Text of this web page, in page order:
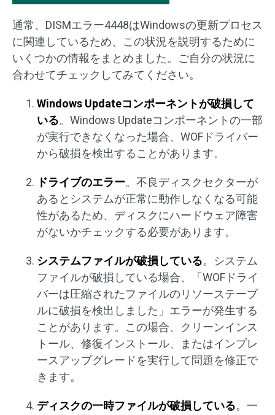
通常、DISMエラー4448はWindowsの更新プロセス
に関連しているため、この状況を説明するために
いくつかの情報をまとめました。ご自分の状況に
合わせてチェックしてみてください。
Windows Updateコンポーネントが破損して
いる。Windows Updateコンポーネントの一部
が実行できなくなった場合、WOFドライバー
から破損を検出することがあります。
ドライブのエラー。不良ディスクセクターが
あるとシステムが正常に動作しなくなる可能
性があるため、ディスクにハードウェア障害
がないかチェックする必要があります。
システムファイルが破損している。システム
ファイルが破損している場合、「WOFドライ
バーは圧縮されたファイルのリソーステーブ
ルに破損を検出しました」エラーが発生する
ことがあります。この場合、クリーンインス
トール、修復インストール、またはインプレ
ースアップグレードを実行して問題を修正で
きます。
ディスクの一時ファイルが破損している。一